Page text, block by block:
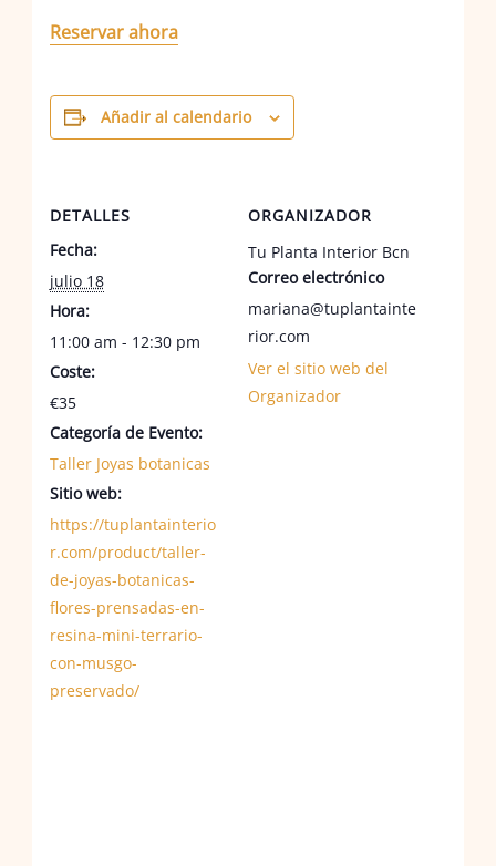
Reservar ahora
Añadir al calendario
DETALLES
Fecha:
julio 18
Hora:
11:00 am - 12:30 pm
Coste:
€35
Categoría de Evento:
Taller Joyas botanicas
Sitio web:
https://tuplantainterio
r.com/product/taller-
de-joyas-botanicas-
flores-prensadas-en-
resina-mini-terrario-
con-musgo-
preservado/
ORGANIZADOR
Tu Planta Interior Bcn
Correo electrónico
mariana@tuplantainte
rior.com
Ver el sitio web del
Organizador